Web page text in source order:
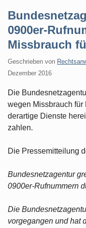
0900er-
Missbrauch
Geschrieben von
Dezember 2016
Die
wegen Missbrauch für
derartige Dienste
zahlen.
Die Pressemitteilung
Bundesnetzagentur
0900er-Rufnummern
Die
vorgegangen und hat